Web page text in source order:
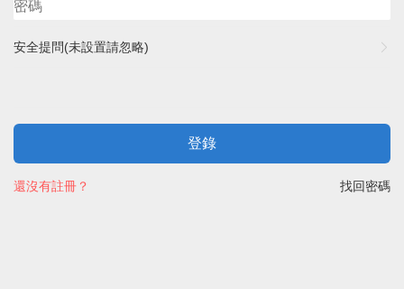
安全提問(未設置請忽略)
登錄
找回密碼
還沒有註冊？